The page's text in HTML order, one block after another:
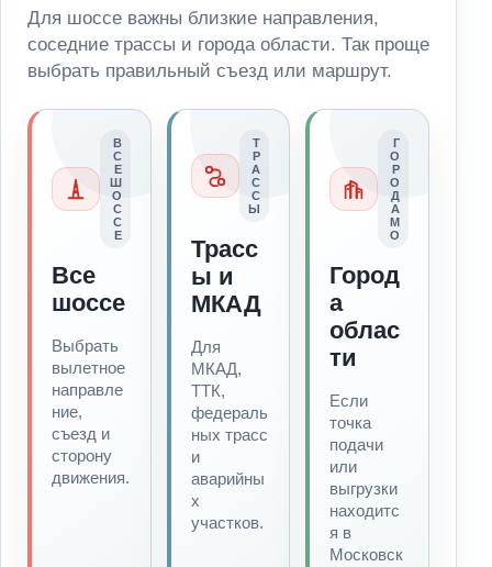
Для шоссе важны близкие направления,
соседние трассы и города области. Так проще
выбрать правильный съезд или маршрут.
В
С
Е
Ш
О
С
С
Е
Все
шоссе
Выбрать
вылетное
направле
ние,
съезд и
сторону
движения.
Т
Р
А
С
С
Ы
Трасс
ы и
МКАД
Для
МКАД,
ТТК,
федераль
ных трасс
и
аварийны
х
участков.
Г
О
Р
О
Д
А
М
О
Город
а
облас
ти
Если
точка
подачи
или
выгрузки
находитс
я в
Московск